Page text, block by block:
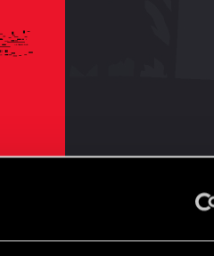
tout ce qui concerne